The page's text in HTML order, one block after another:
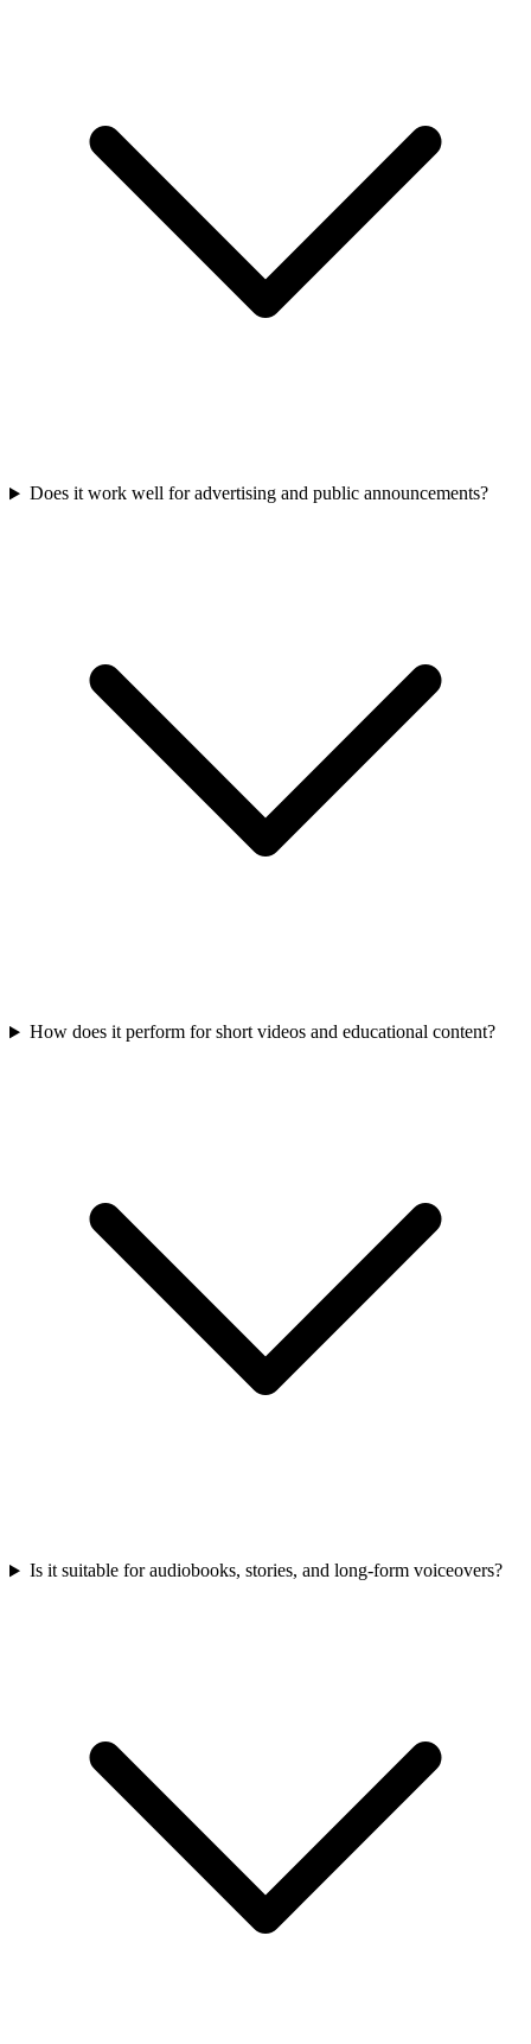
Does it work well for advertising and public announcements?
How does it perform for short videos and educational content?
Is it suitable for audiobooks, stories, and long-form voiceovers?